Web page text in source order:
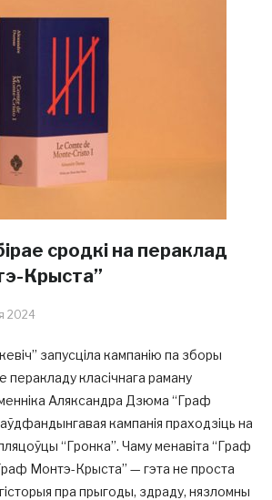
сродкі на пераклад
Крыста”
2024
запусціла кампанію па зборы
перакладу класічнага раману
Аляксандра Дзюма “Граф
кампанія праходзіць на
“Гронка”. Чаму менавіта “Граф
Монтэ-Крыста” — гэта не проста
пра прыгоды, здраду, нязломны